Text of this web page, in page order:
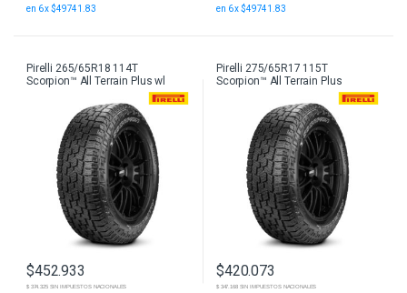
en 6 x $49741.83 en 6 x $49741.83
Pirelli 265/65R18 114T
Scorpion™ All Terrain Plus wl
$452.933
$ 374.325 SIN IMPUESTOS NACIONALES
Pirelli 275/65R17 115T
Scorpion™ All Terrain Plus
$420.073
$ 347.168 SIN IMPUESTOS NACIONALES